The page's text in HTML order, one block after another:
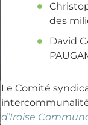
des
David
Le Comité
d’Iroise